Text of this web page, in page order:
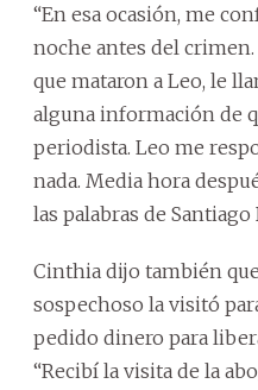
“En esa ocasión, me
noche antes del
que mataron a Leo, le
alguna información de
periodista. Leo me
nada. Media hora
las palabras de Santiago
Cinthia dijo también
sospechoso la visitó
pedido dinero para
“Recibí la visita de la